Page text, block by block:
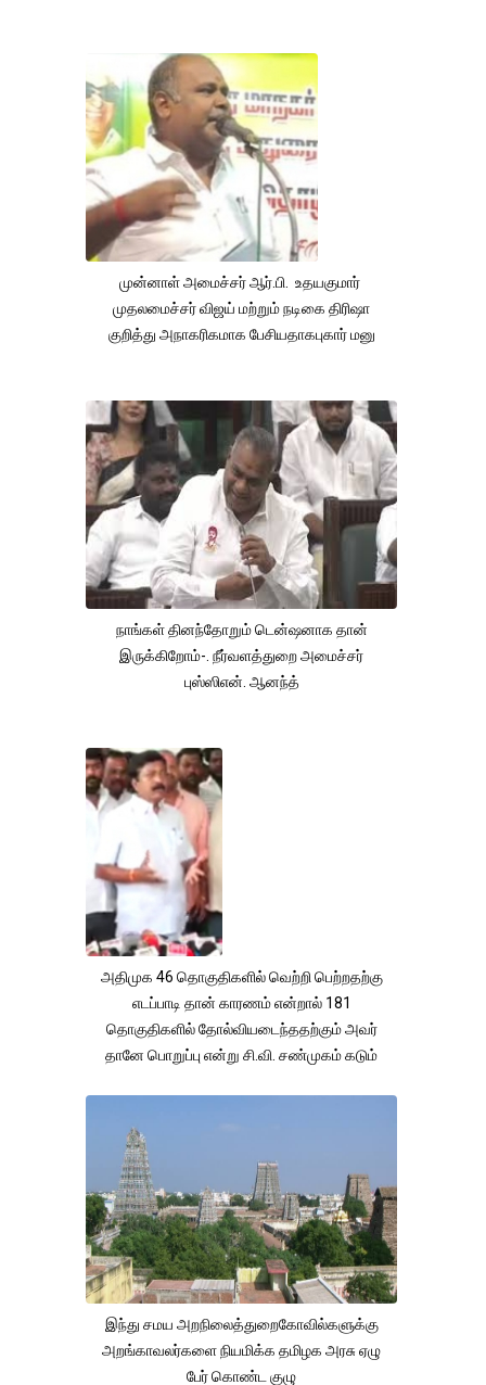
முன்னாள் அமைச்சர் ஆர்.பி. உதயகுமார்
முதலமைச்சர் விஜய் மற்றும் நடிகை திரிஷா
குறித்து அநாகரிகமாக பேசியதாகபுகார் மனு
நாங்கள் தினந்தோறும் டென்ஷனாக தான்
இருக்கிறோம்-. நீர்வளத்துறை அமைச்சர்
புஸ்ஸிஎன். ஆனந்த்
அதிமுக 46 தொகுதிகளில் வெற்றி பெற்றதற்கு
எடப்பாடி தான் காரணம் என்றால் 181
தொகுதிகளில் தோல்வியடைந்ததற்கும் அவர்
தானே பொறுப்பு என்று சி.வி. சண்முகம் கடும்
இந்து சமய அறநிலைத்துறைகோவில்களுக்கு
அறங்காவலர்களை நியமிக்க தமிழக அரசு ஏழு
பேர் கொண்ட குழு